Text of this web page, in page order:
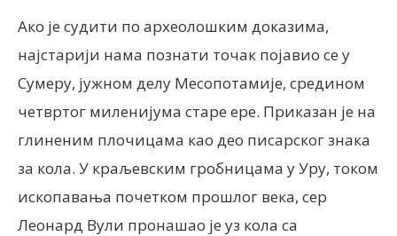
Ако је судити по археолошким доказима,
најстарији нама познати точак појавио се у
Сумеру, јужном делу Месопотамије, средином
четвртог миленијума старе ере. Приказан је на
глиненим плочицама као део писарског знака
за кола. У краљевским гробницама у Уру, током
ископавања почетком прошлог века, сер
Леонард Вули пронашао је уз кола са